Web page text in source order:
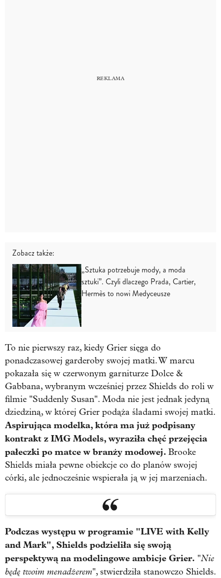
Zobacz także:
„Sztuka potrzebuje mody, a moda
sztuki”. Czyli dlaczego Prada, Cartier,
Hermès to nowi Medyceusze
To nie pierwszy raz, kiedy Grier sięga do
ponadczasowej garderoby swojej matki. W marcu
pokazała się w czerwonym garniturze Dolce &
Gabbana, wybranym wcześniej przez Shields do roli w
filmie "Suddenly Susan". Moda nie jest jednak jedyną
dziedziną, w której Grier podąża śladami swojej matki.
Aspirująca modelka, która ma już podpisany
kontrakt z IMG Models, wyraziła chęć przejęcia
pałeczki po matce w branży modowej. Brooke
Shields miała pewne obiekcje co do planów swojej
córki, ale jednocześnie wspierała ją w jej marzeniach.
Podczas występu w programie "LIVE with Kelly
and Mark", Shields podzieliła się swoją
perspektywą na modelingowe ambicje Grier. "Nie
będę twoim menadżerem", stwierdziła stanowczo Shields.